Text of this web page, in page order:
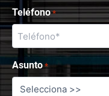
Teléfono *
Asunto *